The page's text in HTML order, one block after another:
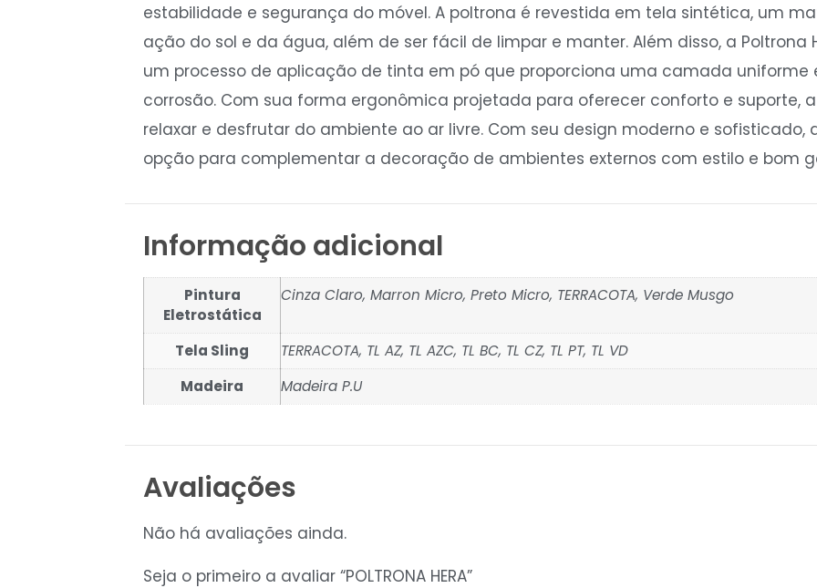
estabilidade e segurança do móvel. A poltrona é revestida em tela sintética, um
ação do sol e da água, além de ser fácil de limpar e manter. Além disso, a Poltrona
um processo de aplicação de tinta em pó que proporciona uma camada uniforme
corrosão. Com sua forma ergonômica projetada para oferecer conforto e suporte,
relaxar e desfrutar do ambiente ao ar livre. Com seu design moderno e
opção para complementar a decoração de ambientes externos com estilo e bom
Informação adicional
Pintura
Eletrostática
Cinza Claro, Marron Micro, Preto Micro, TERRACOTA, Verde Musgo
Tela Sling
TERRACOTA, TL AZ, TL AZC, TL BC, TL CZ, TL PT, TL VD
Madeira
Madeira P.U
Avaliações
Não há avaliações ainda.
Seja o primeiro a avaliar “POLTRONA HERA”